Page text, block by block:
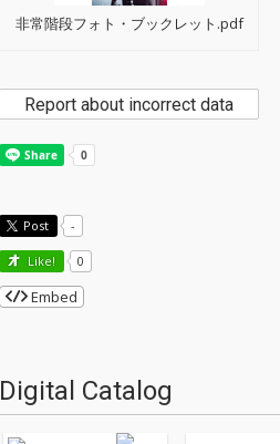
非常階段フォト・ブックレット.pdf
Report about incorrect data
Post -
Like! 0
Embed
Digital Catalog